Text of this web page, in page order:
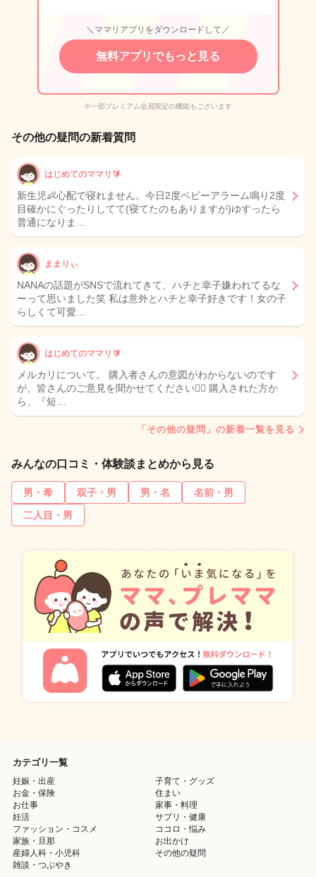
＼ママリアプリをダウンロードして／
無料アプリでもっと見る
※一部プレミアム会員限定の機能もございます
その他の疑問の新着質問
はじめてのママリ🔰
新生児👶心配で寝れません。今日2度ベビーアラーム鳴り2度
目確かにぐったりしてて(寝てたのもありますが)ゆすったら
普通になりま…
ままりぃ
NANAの話題がSNSで流れてきて、ハチと幸子嫌われてるな
ーって思いました笑 私は意外とハチと幸子好きです！女の子
らしくて可愛…
はじめてのママリ🔰
メルカリについて。 購入者さんの意図がわからないのです
が、皆さんのご意見を聞かせてください🙇‍♀️ 購入された方か
ら、『短…
「その他の疑問」の新着一覧を見る
みんなの口コミ・体験談まとめから見る
男・希 双子・男 男・名
名前・男
二人目・男
カテゴリ一覧
妊娠・出産
子育て・グッズ
お金・保険
住まい
お仕事
家事・料理
妊活
サプリ・健康
ファッション・コスメ
ココロ・悩み
家族・旦那
お出かけ
産婦人科・小児科
その他の疑問
雑談・つぶやき